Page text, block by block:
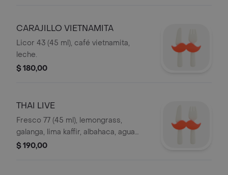
CARAJILLO VIETNAMITA
Licor 43 (45 ml), café vietnamita,
leche.
$ 180,00
THAI LIVE
Fresco 77 (45 ml), lemongrass,
galanga, lima kaffir, albahaca, agua
quina.
$ 190,00